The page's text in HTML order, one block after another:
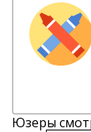
Юзеры